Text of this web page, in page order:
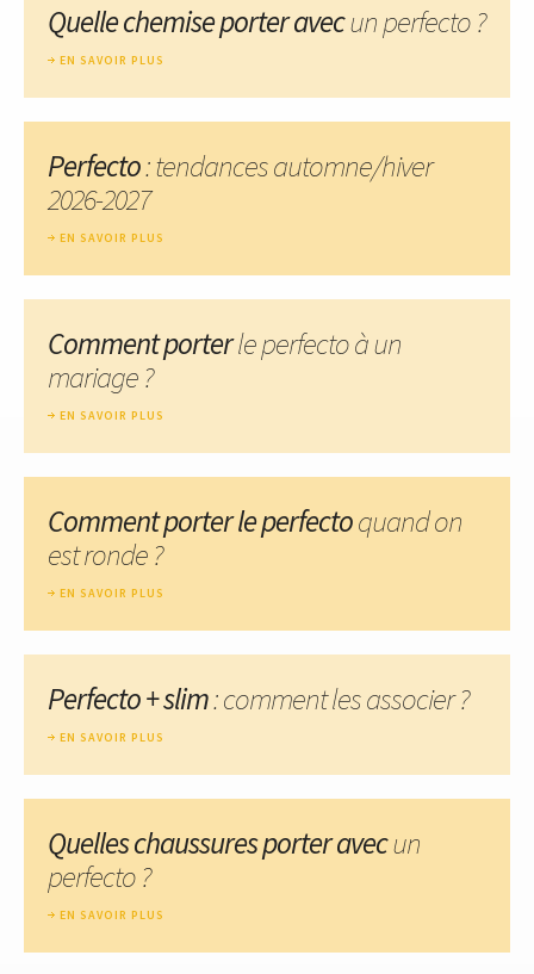
Quelle chemise porter avecun perfecto ?
EN SAVOIR PLUS
Perfecto: tendances automne/hiver
2026-2027
EN SAVOIR PLUS
Comment porterle perfecto à un
mariage ?
EN SAVOIR PLUS
Comment porter le perfectoquand on
est ronde ?
EN SAVOIR PLUS
Perfecto + slim: comment les associer ?
EN SAVOIR PLUS
Quelles chaussures porter avecun
perfecto ?
EN SAVOIR PLUS